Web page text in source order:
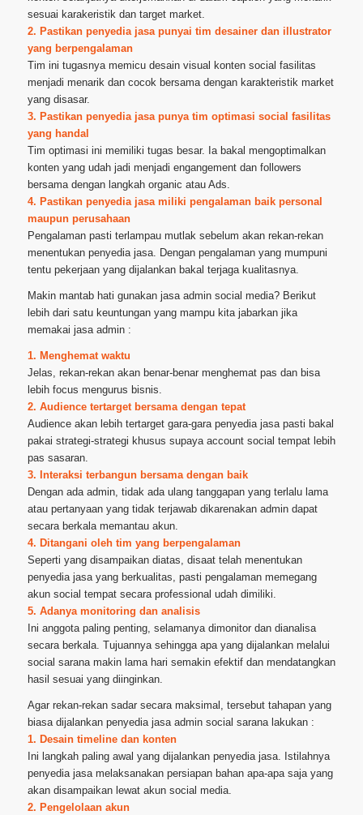
sesuai karakeristik dan target market.
2. Pastikan penyedia jasa punyai tim desainer dan illustrator
yang berpengalaman
Tim ini tugasnya memicu desain visual konten social fasilitas
menjadi menarik dan cocok bersama dengan karakteristik market
yang disasar.
3. Pastikan penyedia jasa punya tim optimasi social fasilitas
yang handal
Tim optimasi ini memiliki tugas besar. Ia bakal mengoptimalkan
konten yang udah jadi menjadi engangement dan followers
bersama dengan langkah organic atau Ads.
4. Pastikan penyedia jasa miliki pengalaman baik personal
maupun perusahaan
Pengalaman pasti terlampau mutlak sebelum akan rekan-rekan
menentukan penyedia jasa. Dengan pengalaman yang mumpuni
tentu pekerjaan yang dijalankan bakal terjaga kualitasnya.
Makin mantab hati gunakan jasa admin social media? Berikut
lebih dari satu keuntungan yang mampu kita jabarkan jika
memakai jasa admin :
1. Menghemat waktu
Jelas, rekan-rekan akan benar-benar menghemat pas dan bisa
lebih focus mengurus bisnis.
2. Audience tertarget bersama dengan tepat
Audience akan lebih tertarget gara-gara penyedia jasa pasti bakal
pakai strategi-strategi khusus supaya account social tempat lebih
pas sasaran.
3. Interaksi terbangun bersama dengan baik
Dengan ada admin, tidak ada ulang tanggapan yang terlalu lama
atau pertanyaan yang tidak terjawab dikarenakan admin dapat
secara berkala memantau akun.
4. Ditangani oleh tim yang berpengalaman
Seperti yang disampaikan diatas, disaat telah menentukan
penyedia jasa yang berkualitas, pasti pengalaman memegang
akun social tempat secara professional udah dimiliki.
5. Adanya monitoring dan analisis
Ini anggota paling penting, selamanya dimonitor dan dianalisa
secara berkala. Tujuannya sehingga apa yang dijalankan melalui
social sarana makin lama hari semakin efektif dan mendatangkan
hasil sesuai yang diinginkan.
Agar rekan-rekan sadar secara maksimal, tersebut tahapan yang
biasa dijalankan penyedia jasa admin social sarana lakukan :
1. Desain timeline dan konten
Ini langkah paling awal yang dijalankan penyedia jasa. Istilahnya
penyedia jasa melaksanakan persiapan bahan apa-apa saja yang
akan disampaikan lewat akun social media.
2. Pengelolaan akun